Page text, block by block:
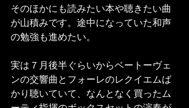
そのほかにも読みたい本や聴きたい曲
が山積みです。途中になっていた和声
の勉強も進めたい。
実は７月後半ぐらいからベートーヴェ
ンの交響曲とフォーレのレクイエムば
かり聴いていて、なんとなく買ったム